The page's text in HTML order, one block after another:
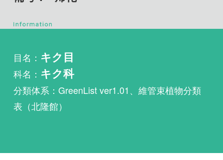
科名：キク科
植物・野鳥・菌類・昆虫・魚